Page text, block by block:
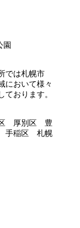
では札幌市
において様々
ております。
厚別区 豊
稲区 札幌